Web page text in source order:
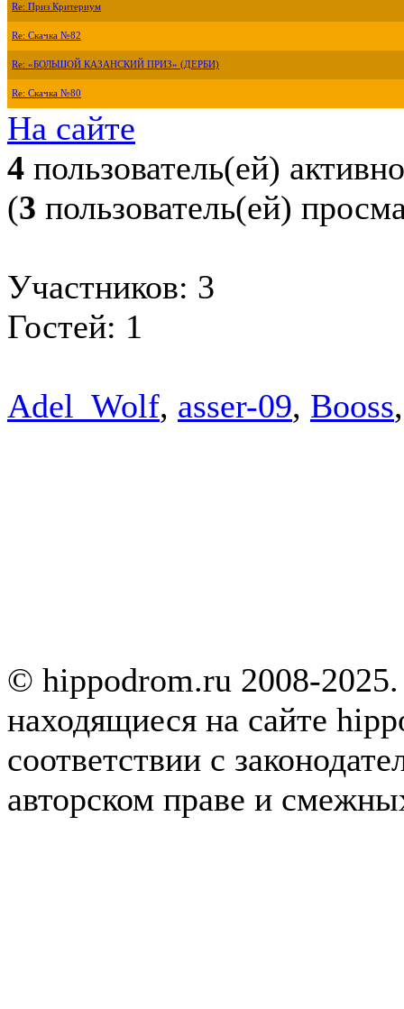
Re: Приз Критериум
Re: Скачка №82
Re: «БОЛЬШОЙ КАЗАНСКИЙ ПРИЗ» (ДЕРБИ)
Re: Скачка №80
На сайте
4 пользователь(ей) активно
(3 пользователь(ей)
Участников: 3
Гостей: 1
Adel_Wolf, asser-09, Booss
© hippodrom.ru 2008-
находящиеся на сайте
соответствии с
авторском праве и